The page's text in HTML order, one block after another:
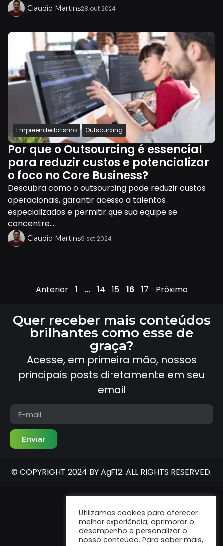
Claudio Martins28 out 2024
Empreendedorismo Outsourcing
Por que o Outsourcing é essencial
para reduzir custos e potencializar
o foco no Core Business?
Descubra como o outsourcing pode reduzir custos
operacionais, garantir acesso a talentos
especializados e permitir que sua equipe se
concentre...
Claudio Martins9 set 2024
Anterior 1 … 14 15 16 17 Próximo
Quer receber mais conteúdos
brilhantes como esse de
graça?
Acesse, em primeira mão, nossos
principais posts diretamente em seu
email
Enviar
© COPYRIGHT 2024 BY AgF12. ALL RIGHTS RESERVED.
Utilizamos cookies para oferecer
melhor experiência, aprimorar o
desempenho e personalizar o
nosso conteúdo. Para saber mais,